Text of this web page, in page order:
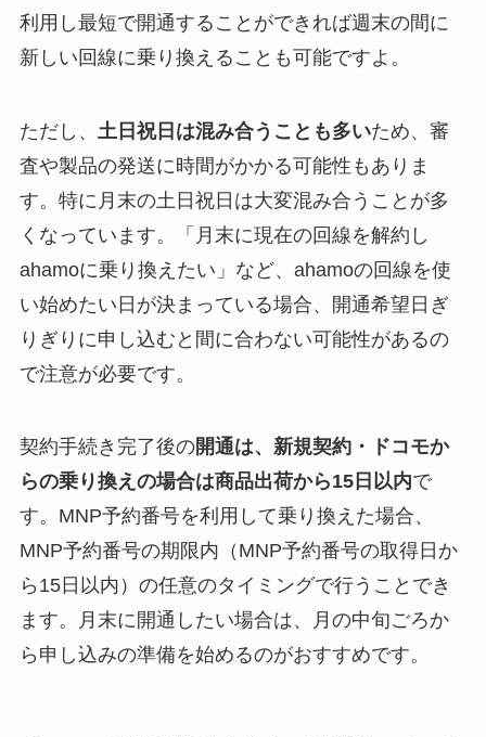
利用し最短で開通することができれば週末の間に
新しい回線に乗り換えることも可能ですよ。
ただし、 土日祝日は混み合うことも多いため、審
査や製品の発送に時間がかかる可能性もありま
す。特に月末の土日祝日は大変混み合うことが多
くなっています。「月末に現在の回線を解約し
ahamoに乗り換えたい」など、ahamoの回線を使
い始めたい日が決まっている場合、開通希望日ぎ
りぎりに申し込むと間に合わない可能性があるの
で注意が必要です。
契約手続き完了後の開通は、新規契約・ドコモか
らの乗り換えの場合は商品出荷から15日以内で
す。MNP予約番号を利用して乗り換えた場合、
MNP予約番号の期限内（MNP予約番号の取得日か
ら15日以内）の任意のタイミングで行うことでき
ます。月末に開通したい場合は、月の中旬ごろか
ら申し込みの準備を始めるのがおすすめです。